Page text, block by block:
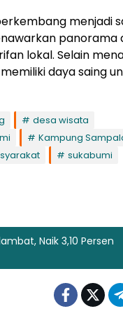
menjadi
panorama
lokal. Selain
daya saing
desa wisata
Kampung
sukabumi
Naik 3,10 Persen